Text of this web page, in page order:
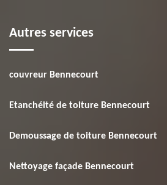
Autres services
couvreur Bennecourt
Etanchéité de toiture Bennecourt
Demoussage de toiture Bennecourt
Nettoyage façade Bennecourt